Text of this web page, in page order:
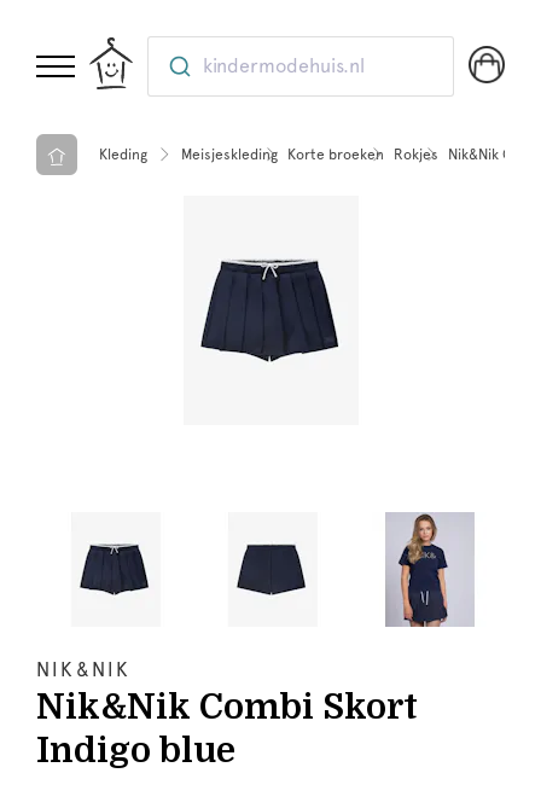
kindermodehuis.nl
Kleding Meisjeskleding Korte broeken Rokjes Nik&Nik
NIK&NIK
Nik&Nik Combi Skort
Indigo blue